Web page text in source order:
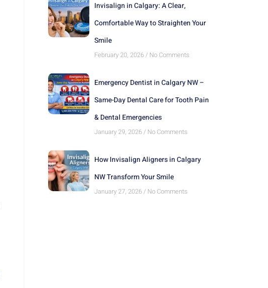
Invisalign in Calgary: A Clear,
Comfortable Way to Straighten Your
Smile
February 20, 2026 No Comments
Emergency Dentist in Calgary NW –
Same-Day Dental Care for Tooth Pain
& Dental Emergencies
January 29, 2026 No Comments
How Invisalign Aligners in Calgary
NW Transform Your Smile
January 27, 2026 No Comments